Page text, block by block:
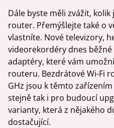
Dále byste měli zvážit,
router. Přemýšlejte také o
vlastníte. Nové televizory,
videorekordéry dnes
adaptéry, které vám
routeru. Bezdrátové Wi-Fi
GHz jsou k těmto
stejně tak i pro budoucí
varianty, která z nějakého
dostačující.